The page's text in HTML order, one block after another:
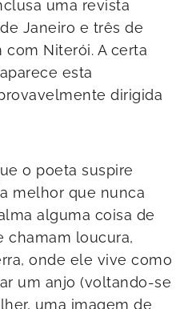
uma revista
Janeiro e três de
com Niterói. A certa
esta
dirigida
o poeta suspire
melhor que nunca
alguma coisa de
chamam loucura,
onde ele vive como
um anjo (voltando-se
uma imagem de